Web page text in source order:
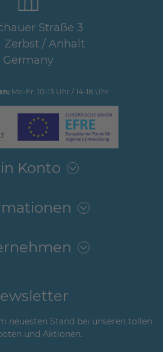
Straße 3
Zerbst / Anhalt
Germany
Mo-Fr: 10-13 Uhr / 14-18 Uhr
Konto
neuesten Stand bei unseren tollen
und Aktionen.